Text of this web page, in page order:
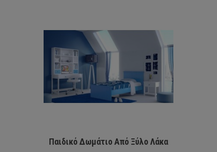
Παιδικό Δωμάτιο Από Ξύλο Λάκα